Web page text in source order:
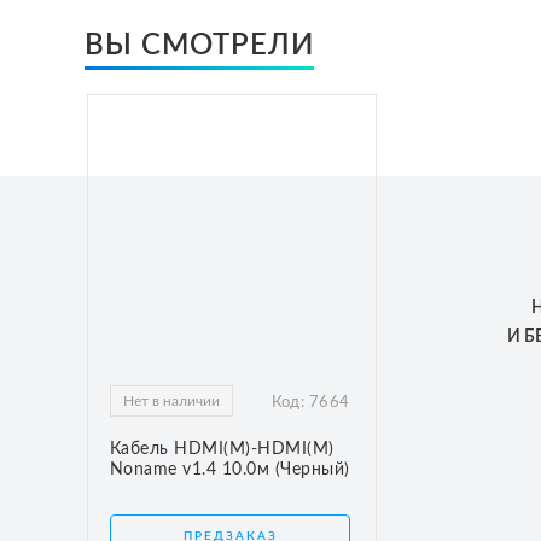
ВЫ СМОТРЕЛИ
Нет в наличии Код: 7664
Кабель HDMI(M)-HDMI(M)
Noname v1.4 10.0м (Черный)
ПРЕДЗАКАЗ
И